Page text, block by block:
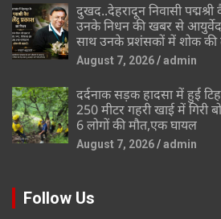
दुखद..देहरादून निवासी पद्मश्री
उनके निधन की खबर से
साथ उनके प्रशंसकों में शोक
August 7, 2026 admin
दर्दनाक सड़क हादसा में हुई
250 मीटर गहरी खाई में गिरी
6 लोगों की मौत,एक घायल
August 7, 2026 admin
Follow Us